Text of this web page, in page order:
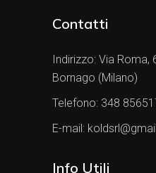
Contatti
Indirizzo: Via Roma,
Bornago (Milano)
Telefono: 348
E-mail:
Info Utili